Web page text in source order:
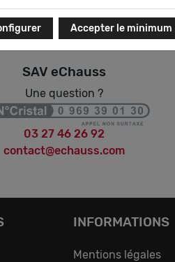
domicile
Carte
SAV eChauss
Une question ?
03 27 46 26 92
contact@echauss.com
INFORMATIONS
Mentions légales
Accepter le minimum